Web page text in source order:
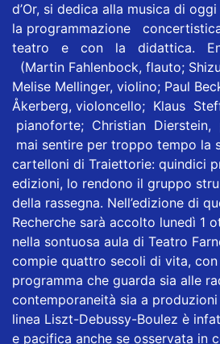
d’Or, si dedica alla musica di
la programmazione
teatro e con la didattica.
(Martin Fahlenbock, flauto;
Melise Mellinger, violino; Paul
Åkerberg, violoncello; Klaus
pianoforte; Christian Dierstein,
mai sentire per troppo tempo la
cartelloni di Traiettorie: quindici
edizioni, lo rendono il gruppo
della rassegna. Nell’edizione di
Recherche sarà accolto lunedì 1
nella sontuosa aula di Teatro
compie quattro secoli di vita,
programma che guarda sia alle
contemporaneità sia a
linea Liszt-Debussy-Boulez è
e pacifica anche se osservata in